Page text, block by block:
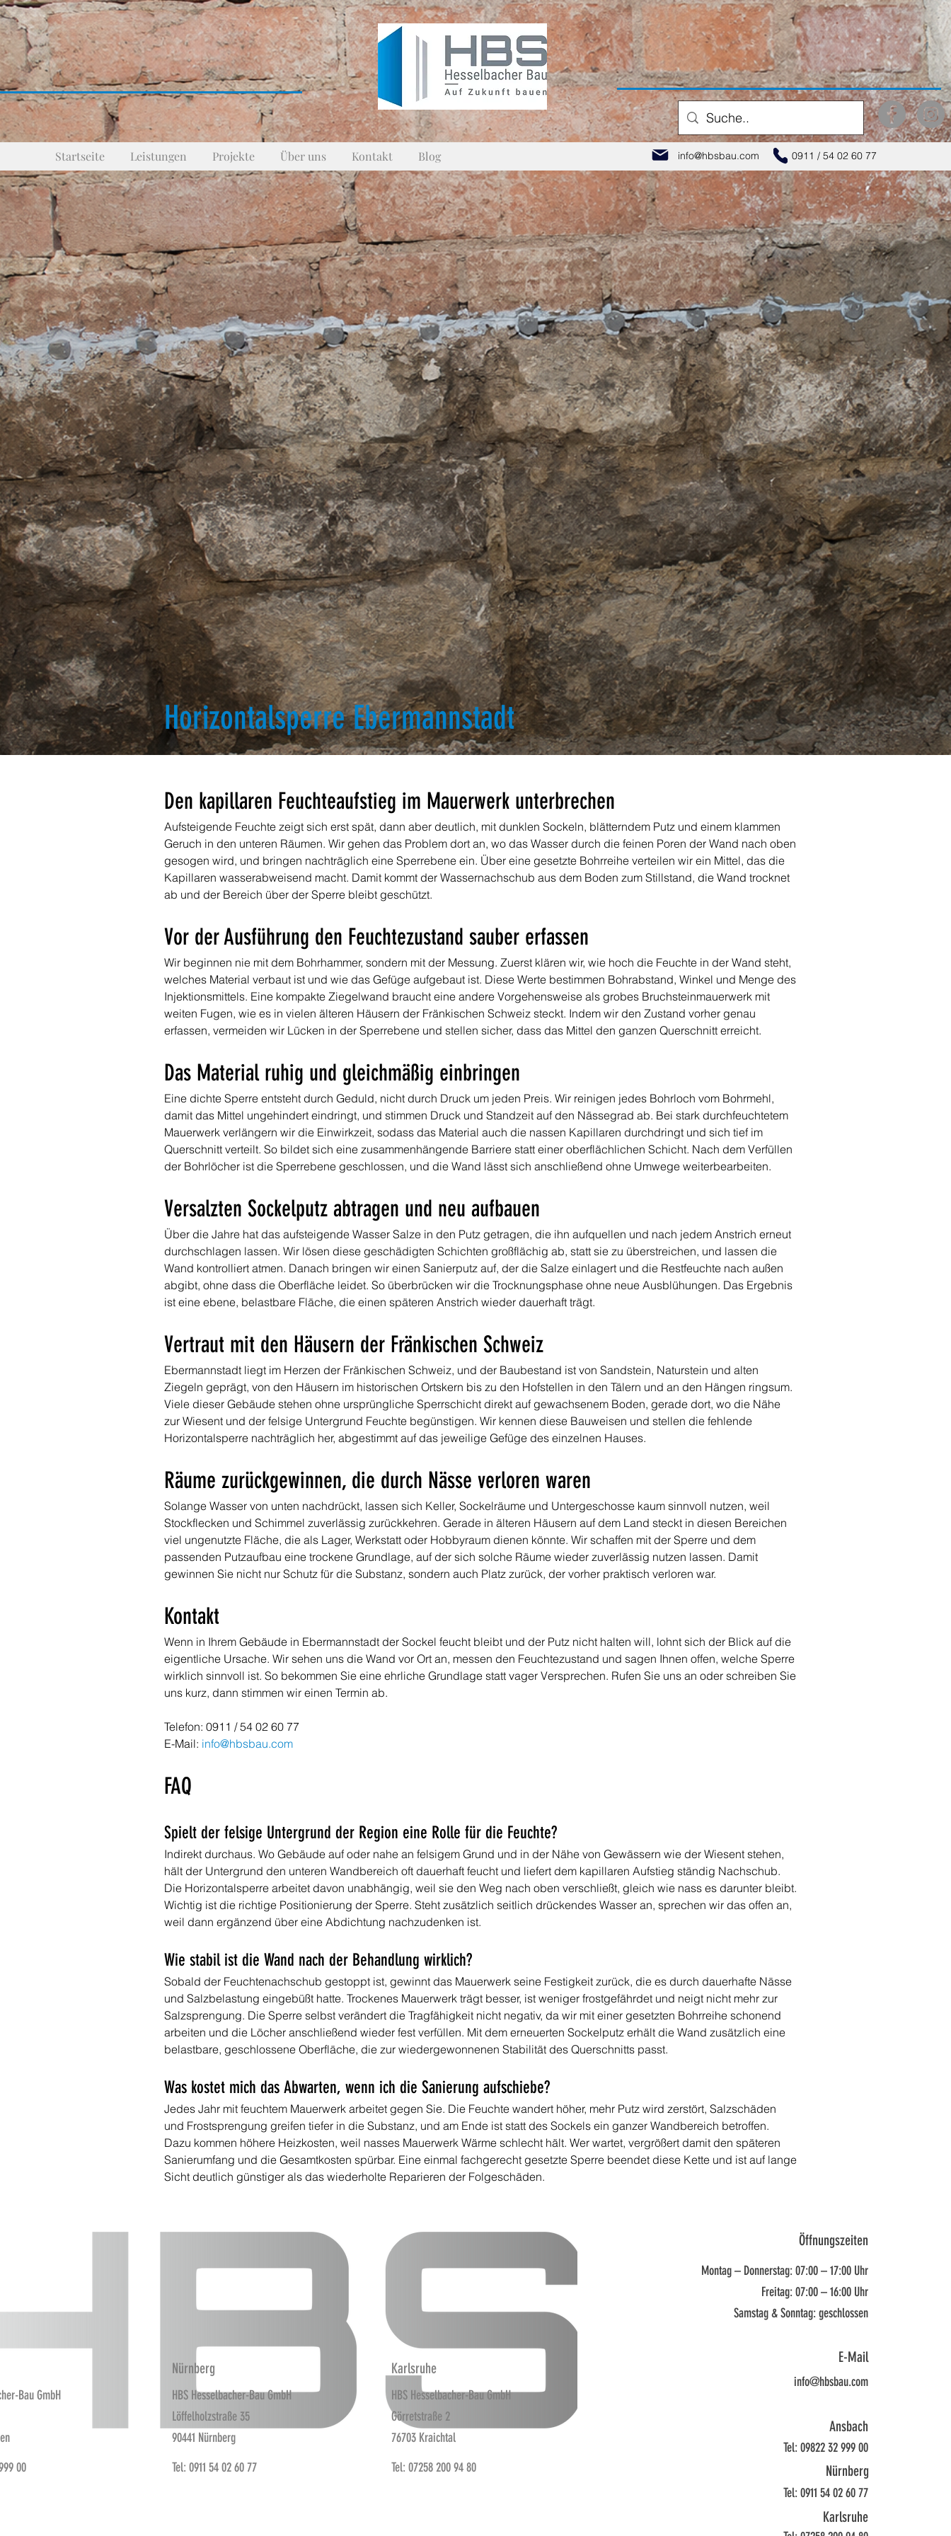
Startseite Leistungen Projekte Über uns Kontakt Blog info@hbsbau.com 0911 / 54 02 60 77
Horizontalsperre Ebermannstadt
Den kapillaren Feuchteaufstieg im Mauerwerk unterbrechen
Aufsteigende Feuchte zeigt sich erst spät, dann aber deutlich, mit dunklen Sockeln, blätterndem Putz und einem klammen
Geruch in den unteren Räumen. Wir gehen das Problem dort an, wo das Wasser durch die feinen Poren der Wand nach oben
gesogen wird, und bringen nachträglich eine Sperrebene ein. Über eine gesetzte Bohrreihe verteilen wir ein Mittel, das die
Kapillaren wasserabweisend macht. Damit kommt der Wassernachschub aus dem Boden zum Stillstand, die Wand trocknet
ab und der Bereich über der Sperre bleibt geschützt.
Vor der Ausführung den Feuchtezustand sauber erfassen
Wir beginnen nie mit dem Bohrhammer, sondern mit der Messung. Zuerst klären wir, wie hoch die Feuchte in der Wand steht,
welches Material verbaut ist und wie das Gefüge aufgebaut ist. Diese Werte bestimmen Bohrabstand, Winkel und Menge des
Injektionsmittels. Eine kompakte Ziegelwand braucht eine andere Vorgehensweise als grobes Bruchsteinmauerwerk mit
weiten Fugen, wie es in vielen älteren Häusern der Fränkischen Schweiz steckt. Indem wir den Zustand vorher genau
erfassen, vermeiden wir Lücken in der Sperrebene und stellen sicher, dass das Mittel den ganzen Querschnitt erreicht.
Das Material ruhig und gleichmäßig einbringen
Eine dichte Sperre entsteht durch Geduld, nicht durch Druck um jeden Preis. Wir reinigen jedes Bohrloch vom Bohrmehl,
damit das Mittel ungehindert eindringt, und stimmen Druck und Standzeit auf den Nässegrad ab. Bei stark durchfeuchtetem
Mauerwerk verlängern wir die Einwirkzeit, sodass das Material auch die nassen Kapillaren durchdringt und sich tief im
Querschnitt verteilt. So bildet sich eine zusammenhängende Barriere statt einer oberflächlichen Schicht. Nach dem Verfüllen
der Bohrlöcher ist die Sperrebene geschlossen, und die Wand lässt sich anschließend ohne Umwege weiterbearbeiten.
Versalzten Sockelputz abtragen und neu aufbauen
Über die Jahre hat das aufsteigende Wasser Salze in den Putz getragen, die ihn aufquellen und nach jedem Anstrich erneut
durchschlagen lassen. Wir lösen diese geschädigten Schichten großflächig ab, statt sie zu überstreichen, und lassen die
Wand kontrolliert atmen. Danach bringen wir einen Sanierputz auf, der die Salze einlagert und die Restfeuchte nach außen
abgibt, ohne dass die Oberfläche leidet. So überbrücken wir die Trocknungsphase ohne neue Ausblühungen. Das Ergebnis
ist eine ebene, belastbare Fläche, die einen späteren Anstrich wieder dauerhaft trägt.
Vertraut mit den Häusern der Fränkischen Schweiz
Ebermannstadt liegt im Herzen der Fränkischen Schweiz, und der Baubestand ist von Sandstein, Naturstein und alten
Ziegeln geprägt, von den Häusern im historischen Ortskern bis zu den Hofstellen in den Tälern und an den Hängen ringsum.
Viele dieser Gebäude stehen ohne ursprüngliche Sperrschicht direkt auf gewachsenem Boden, gerade dort, wo die Nähe
zur Wiesent und der felsige Untergrund Feuchte begünstigen. Wir kennen diese Bauweisen und stellen die fehlende
Horizontalsperre nachträglich her, abgestimmt auf das jeweilige Gefüge des einzelnen Hauses.
Räume zurückgewinnen, die durch Nässe verloren waren
Solange Wasser von unten nachdrückt, lassen sich Keller, Sockelräume und Untergeschosse kaum sinnvoll nutzen, weil
Stockflecken und Schimmel zuverlässig zurückkehren. Gerade in älteren Häusern auf dem Land steckt in diesen Bereichen
viel ungenutzte Fläche, die als Lager, Werkstatt oder Hobbyraum dienen könnte. Wir schaffen mit der Sperre und dem
passenden Putzaufbau eine trockene Grundlage, auf der sich solche Räume wieder zuverlässig nutzen lassen. Damit
gewinnen Sie nicht nur Schutz für die Substanz, sondern auch Platz zurück, der vorher praktisch verloren war.
Kontakt
Wenn in Ihrem Gebäude in Ebermannstadt der Sockel feucht bleibt und der Putz nicht halten will, lohnt sich der Blick auf die
eigentliche Ursache. Wir sehen uns die Wand vor Ort an, messen den Feuchtezustand und sagen Ihnen offen, welche Sperre
wirklich sinnvoll ist. So bekommen Sie eine ehrliche Grundlage statt vager Versprechen. Rufen Sie uns an oder schreiben Sie
uns kurz, dann stimmen wir einen Termin ab.
Telefon: 0911 / 54 02 60 77
E-Mail: info@hbsbau.com
FAQ
Spielt der felsige Untergrund der Region eine Rolle für die Feuchte?
Indirekt durchaus. Wo Gebäude auf oder nahe an felsigem Grund und in der Nähe von Gewässern wie der Wiesent stehen,
hält der Untergrund den unteren Wandbereich oft dauerhaft feucht und liefert dem kapillaren Aufstieg ständig Nachschub.
Die Horizontalsperre arbeitet davon unabhängig, weil sie den Weg nach oben verschließt, gleich wie nass es darunter bleibt.
Wichtig ist die richtige Positionierung der Sperre. Steht zusätzlich seitlich drückendes Wasser an, sprechen wir das offen an,
weil dann ergänzend über eine Abdichtung nachzudenken ist.
Wie stabil ist die Wand nach der Behandlung wirklich?
Sobald der Feuchtenachschub gestoppt ist, gewinnt das Mauerwerk seine Festigkeit zurück, die es durch dauerhafte Nässe
und Salzbelastung eingebüßt hatte. Trockenes Mauerwerk trägt besser, ist weniger frostgefährdet und neigt nicht mehr zur
Salzsprengung. Die Sperre selbst verändert die Tragfähigkeit nicht negativ, da wir mit einer gesetzten Bohrreihe schonend
arbeiten und die Löcher anschließend wieder fest verfüllen. Mit dem erneuerten Sockelputz erhält die Wand zusätzlich eine
belastbare, geschlossene Oberfläche, die zur wiedergewonnenen Stabilität des Querschnitts passt.
Was kostet mich das Abwarten, wenn ich die Sanierung aufschiebe?
Jedes Jahr mit feuchtem Mauerwerk arbeitet gegen Sie. Die Feuchte wandert höher, mehr Putz wird zerstört, Salzschäden
und Frostsprengung greifen tiefer in die Substanz, und am Ende ist statt des Sockels ein ganzer Wandbereich betroffen.
Dazu kommen höhere Heizkosten, weil nasses Mauerwerk Wärme schlecht hält. Wer wartet, vergrößert damit den späteren
Sanierumfang und die Gesamtkosten spürbar. Eine einmal fachgerecht gesetzte Sperre beendet diese Kette und ist auf lange
Sicht deutlich günstiger als das wiederholte Reparieren der Folgeschäden.
Bau GmbH
Nürnberg
HBS Hesselbacher-Bau GmbH
Löffelholzstraße 35
90441 Nürnberg
Karlsruhe
HBS Hesselbacher-Bau GmbH
Görretstraße 2
76703 Kraichtal
00
Tel: 0911 54 02 60 77 Tel: 07258 200 94 80
Öffnungszeiten
Montag – Donnerstag: 07:00 – 17:00 Uhr
Freitag: 07:00 – 16:00 Uhr
Samstag & Sonntag: geschlossen
E-Mail
info@hbsbau.com
Ansbach
Tel: 09822 32 999 00
Nürnberg
Tel: 0911 54 02 60 77
Karlsruhe